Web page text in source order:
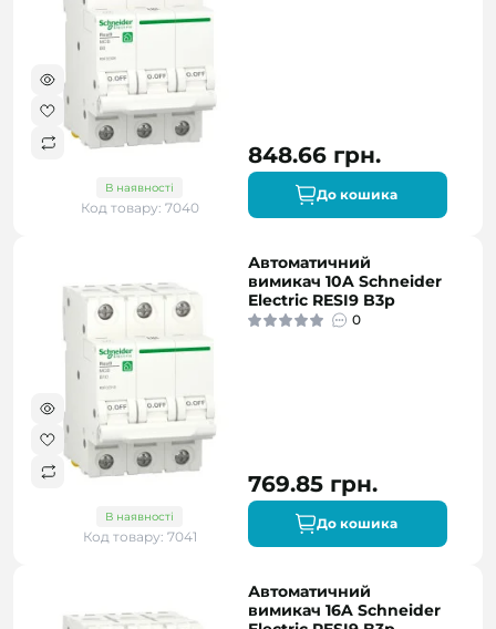
В наявності
Код товару: 7040
848.66 грн.
До кошика
В наявності
Код товару: 7041
Автоматичний
вимикач 10A Schneider
Electric RESI9 B3р
0
769.85 грн.
До кошика
Автоматичний
вимикач 16A Schneider